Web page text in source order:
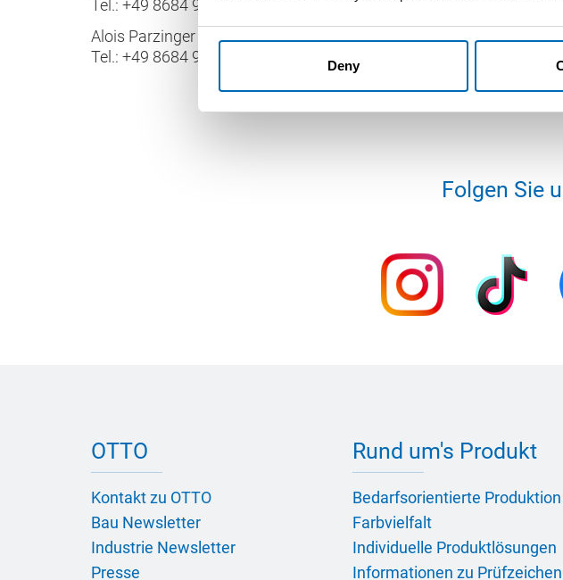
Deny
Tel.: +49 8684 908 2362
Alois Parzinger
Tel.: +49 8684 908 2363
Folgen Sie
OTTO
Kontakt zu OTTO
Bau Newsletter
Industrie Newsletter
Presse
Rund um's Produkt
Bedarfsorientierte Produktion
Farbvielfalt
Individuelle Produktlösungen
Informationen zu Prüfzeichen